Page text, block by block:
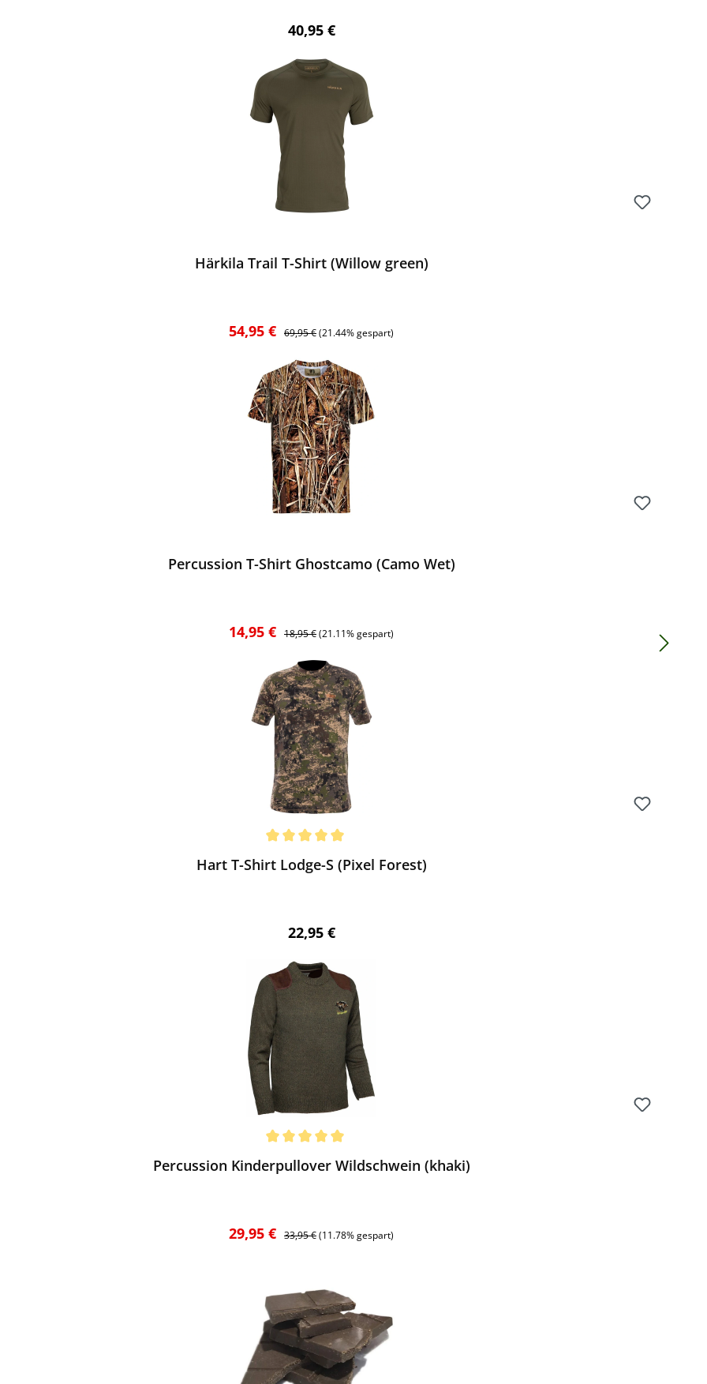
Regulärer Preis:
40,95 €
Härkila Trail T-Shirt (Willow green)
Verkaufspreis:
54,95 € Regulärer Preis:
69,95 €(21.44% gespart)
Percussion T-Shirt Ghostcamo (Camo Wet)
Verkaufspreis:
14,95 € Regulärer Preis:
18,95 €(21.11% gespart)
Hart T-Shirt Lodge-S (Pixel Forest)
Regulärer Preis:
22,95 €
Percussion Kinderpullover Wildschwein (khaki)
Verkaufspreis:
29,95 € Regulärer Preis:
33,95 €(11.78% gespart)